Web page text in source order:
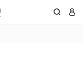
 